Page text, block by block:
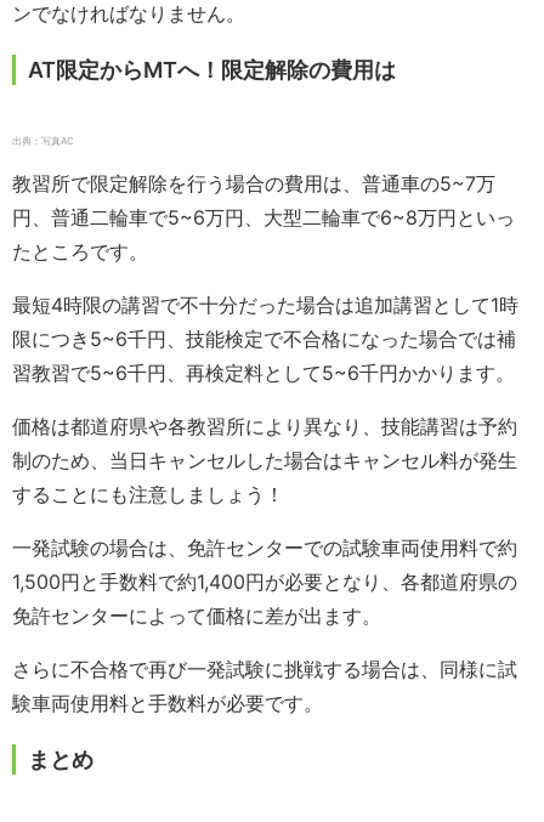
ンでなければなりません。
AT限定からMTへ！限定解除の費用は
出典：写真AC
教習所で限定解除を行う場合の費用は、普通車の5~7万
円、普通二輪車で5~6万円、大型二輪車で6~8万円といっ
たところです。
最短4時限の講習で不十分だった場合は追加講習として1時
限につき5~6千円、技能検定で不合格になった場合では補
習教習で5~6千円、再検定料として5~6千円かかります。
価格は都道府県や各教習所により異なり、技能講習は予約
制のため、当日キャンセルした場合はキャンセル料が発生
することにも注意しましょう！
一発試験の場合は、免許センターでの試験車両使用料で約
1,500円と手数料で約1,400円が必要となり、各都道府県の
免許センターによって価格に差が出ます。
さらに不合格で再び一発試験に挑戦する場合は、同様に試
験車両使用料と手数料が必要です。
まとめ